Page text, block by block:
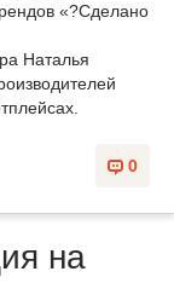
«?Сделано
Наталья
0
на